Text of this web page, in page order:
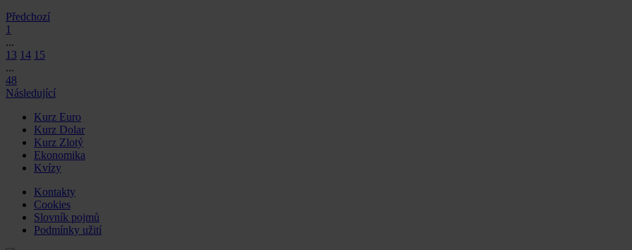
Předchozí
1
...
13 14 15
...
48
Následující
Kurz Euro
Kurz Dolar
Kurz Zlotý
Ekonomika
Kvízy
Kontakty
Cookies
Slovník pojmů
Podmínky užití